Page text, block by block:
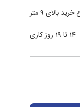
بالای ۹ متر
14 تا 19 روز کاری